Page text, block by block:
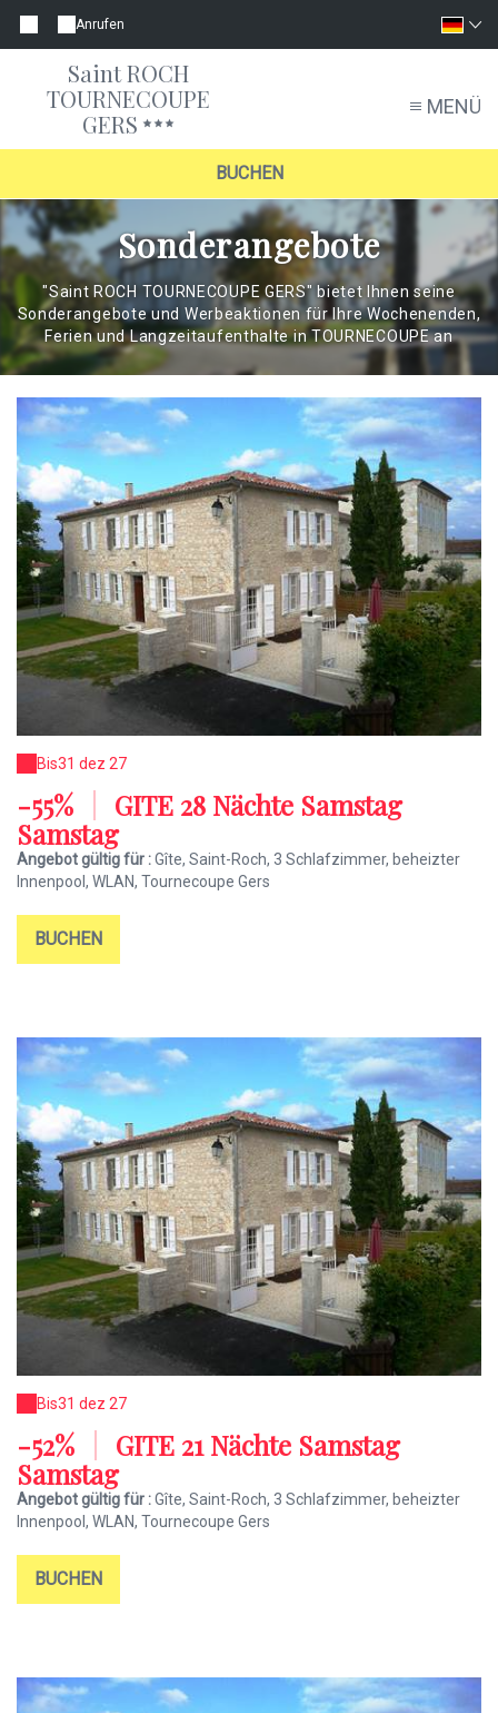
Anrufen
Saint ROCH
TOURNECOUPE
GERS
MENÜ
BUCHEN
Sonderangebote
"Saint ROCH TOURNECOUPE GERS" bietet Ihnen seine
Sonderangebote und Werbeaktionen für Ihre Wochenenden,
Ferien und Langzeitaufenthalte in TOURNECOUPE an
Bis31 dez 27
-55%
GITE 28 Nächte Samstag
Samstag
Angebot gültig für :Gîte, Saint-Roch, 3 Schlafzimmer, beheizter
Innenpool, WLAN, Tournecoupe Gers
BUCHEN
Bis31 dez 27
-52%
GITE 21 Nächte Samstag
Samstag
Angebot gültig für :Gîte, Saint-Roch, 3 Schlafzimmer, beheizter
Innenpool, WLAN, Tournecoupe Gers
BUCHEN